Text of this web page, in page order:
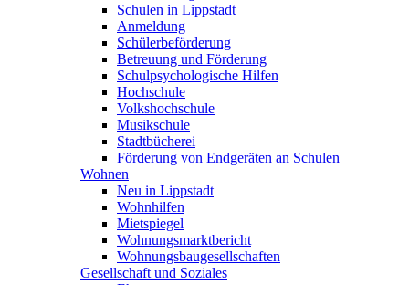
Schulen in Lippstadt
Anmeldung
Schülerbeförderung
Betreuung und Förderung
Schulpsychologische Hilfen
Hochschule
Volkshochschule
Musikschule
Stadtbücherei
Förderung von Endgeräten an Schulen
Wohnen
Neu in Lippstadt
Wohnhilfen
Mietspiegel
Wohnungsmarktbericht
Wohnungsbaugesellschaften
Gesellschaft und Soziales